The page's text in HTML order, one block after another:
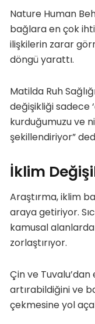
Nature Human
bağlara en çok
ilişkilerin zarar
döngü yarattı.
Matilda Ruh
değişikliği sadece
kurduğumuzu ve
şekillendiriyor”
İklim
Araştırma, iklim
araya getiriyor.
kamusal
zorlaştırıyor.
Çin ve
artırabildiğini ve
çekmesine yol